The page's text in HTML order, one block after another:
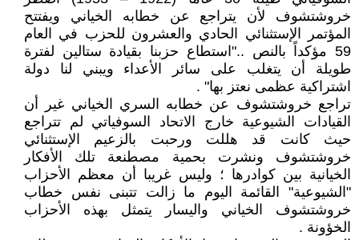
خروشتشوف لأن يتراجع عن خطابه الخياني ويفتتح
المؤتمر الإستثنائي الحادي والعشرون للحزب في العام
59 مؤكداً بالنص .."استطاع حزبنا بقيادة ستالين لفترة
طويلة أن يتغلب على سائر الأعداء ويبني لنا دولة
اشتراكية عظمى نعتز بها" .
تراجع خروشتشوف عن خطابه السري الخياني غير أن
القيادات الشيوعية خارج الاتحاد السوفياتي لم تتراجع
حيث كانت قد هللت ورحبت بالزعيم الإستثنائي
خروشتشوف ونشرت بحمية مصطنعة تلك الأفكار
الخيانية بين كوادرها ؛ وليس غريبا أن معظم الأحزاب
"الشيوعية" القائمة اليوم ما زالت تتبنى نفس خطاب
خروشتشوف الخياني واليسار يتمثل بهذه الأحزاب
الخؤونة .